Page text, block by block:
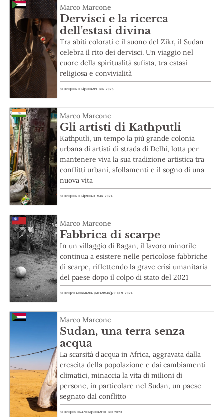
Marco Marcone
Dervisci e la ricerca
dell’estasi divina
Tra abiti colorati e il suono del Zikr, il Sudan
celebra il rito dei dervisci. Un viaggio nel
cuore della spiritualità sufista, tra estasi
religiosa e convivialità
STORIEIDENTITÀSUDAN9 GEN 2025
Marco Marcone
Gli artisti di Kathputli
Kathputli, un tempo la più grande colonia
urbana di artisti di strada di Delhi, lotta per
mantenere viva la sua tradizione artistica tra
conflitti urbani, sfollamenti e il sogno di una
nuova vita
STORIEIDENTITÀINDIA3 MAR 2024
Marco Marcone
Fabbrica di scarpe
In un villaggio di Bagan, il lavoro minorile
continua a esistere nelle pericolose fabbriche
di scarpe, riflettendo la grave crisi umanitaria
del paese dopo il colpo di stato del 2021
STORIEVITABIRMANIA (MYANMAR)29 GEN 2024
Marco Marcone
Sudan, una terra senza
acqua
La scarsità d'acqua in Africa, aggravata dalla
crescita della popolazione e dai cambiamenti
climatici, minaccia la vita di milioni di
persone, in particolare nel Sudan, un paese
segnato dal conflitto
STORIEDESTINAZIONISUDAN10 GIU 2023